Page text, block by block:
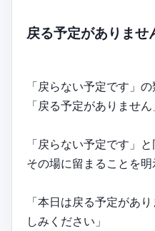
戻る予定がありませ
「戻らない予定です」
「戻る予定がありませ
「戻らない予定です」と
その場に留まることを明
「本日は戻る予定があ
しみください」